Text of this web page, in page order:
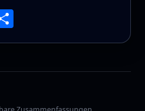
Teilen